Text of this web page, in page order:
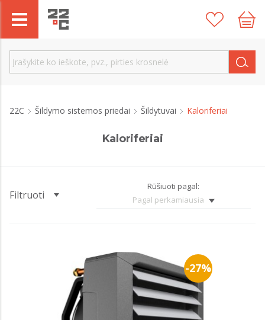
22C Šildymo sistemos priedai Šildytuvai Kaloriferiai
Kaloriferiai
Filtruoti
Rūšiuoti pagal:
Pagal perkamiausia
-27%